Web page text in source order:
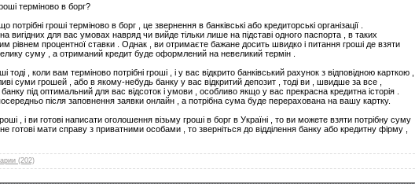
терміново в борг?
гроші терміново в борг , це звернення в банківські або кредиторські організації .
вигідних для вас умовах навряд чи вийде тільки лише на підставі одного паспорта , в таких
рівнем процентної ставки . Однак , ви отримаєте бажане досить швидко і питання гроші де взяти
суму , а отриманий кредит буде оформлений на невеликий термін .
, коли вам терміново потрібні гроші , і у вас відкрито банківський рахунок з відповідною карткою ,
суми грошей , або в якому-небудь банку у вас відкритий депозит , тоді ви , швидше за все ,
під оптимальний для вас відсоток і умови , особливо якщо у вас прекрасна кредитна історія .
після заповнення заявки онлайн , а потрібна сума буде перерахована на вашу картку.
, і ви готові написати оголошення візьму гроші в борг в Україні , то ви можете взяти потрібну суму
готові мати справу з приватними особами , то зверніться до відділення банку або кредитну фірму ,
(202)